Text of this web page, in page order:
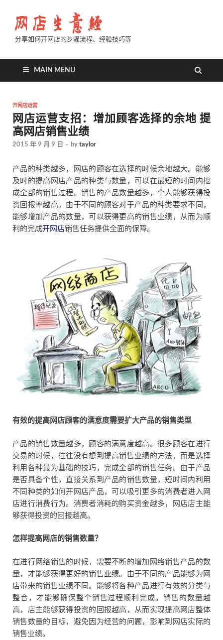
分享如何开网店的步骤流程、经验技巧等
MAIN MENU
开网店运营
网店运营支招：增加顾客选择的余地 提
高网店销售业绩
2015 年 9 月 9 日 - by taylor
产品的种类越多，网店的顾客在选择的时候余地越大。能够
及时的提高网店产品的种类与数量，可以在最短的时间内挖
成全部的销售过程。销售的产品数量越多，个人能够获得投
资回报率越高。由于不同的顾客对于产品的种类要求不同，
能够增加产品的数量，可以获得更高的销售业绩，从而为顺
利的完成开网店销售任务提供全面的保障。
有效的提高网店顾客的满意度需要扩大产品的销售类型
产品的销售数量越多，顾客的满意度越高。很多顾客在进行
交易的时候，往往没有想到提高销售业绩的方法，而是选择
利用各种最为基础的技巧，完成全部的销售任务。由于产品
是否具备个性，直接关系到产品的销售数量，短时间内利用
不同种类的如何开网店产品，可以吸引更多的消费者进入网
店进行消费行为。消费者消耗的购买资金越多，网店店主能
够获得投资的回报越高。
怎样提高网店的销售数量？
在进行网络销售的时候，需要不断的增加网络销售产品的数
量，才能够获得更好的销售业绩。由于不同的产品能够为网
店带来的销售业绩不同。能够将各种产品进行有效的分类与
整合，才能够确保整个销售过程顺利完成。销售的数量越
高，店主能够获得投资的回报越高，从而实现提高网店整体
销售数量的目标，避免因为经营的问题，影响到网店实际的
销售业绩。